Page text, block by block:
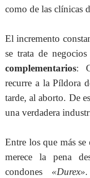
como de las clínicas
El incremento
se trata de
complementarios:
recurre a la Píldora
tarde, al aborto. De
una verdadera
Entre los que más se
merece la pena
condones «Durex».